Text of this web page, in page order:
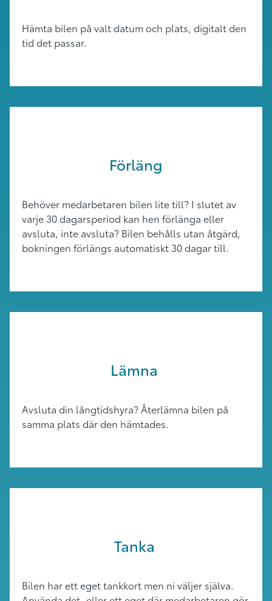
Hämta bilen på valt datum och plats, digitalt den
tid det passar.
Förläng
Behöver medarbetaren bilen lite till? I slutet av
varje 30 dagarsperiod kan hen förlänga eller
avsluta, inte avsluta? Bilen behålls utan åtgärd,
bokningen förlängs automatiskt 30 dagar till.
Lämna
Avsluta din långtidshyra? Återlämna bilen på
samma plats där den hämtades.
Tanka
Bilen har ett eget tankkort men ni väljer själva.